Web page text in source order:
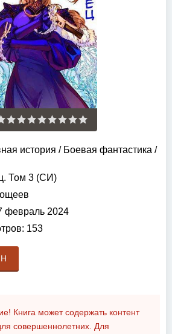
история / Боевая фантастика /
Том 3 (СИ)
февраль 2024
153
Книга может содержать контент
совершеннолетних. Для